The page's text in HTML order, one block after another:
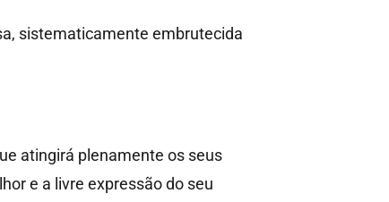
sistematicamente embrutecida
atingirá plenamente os seus
e a livre expressão do seu